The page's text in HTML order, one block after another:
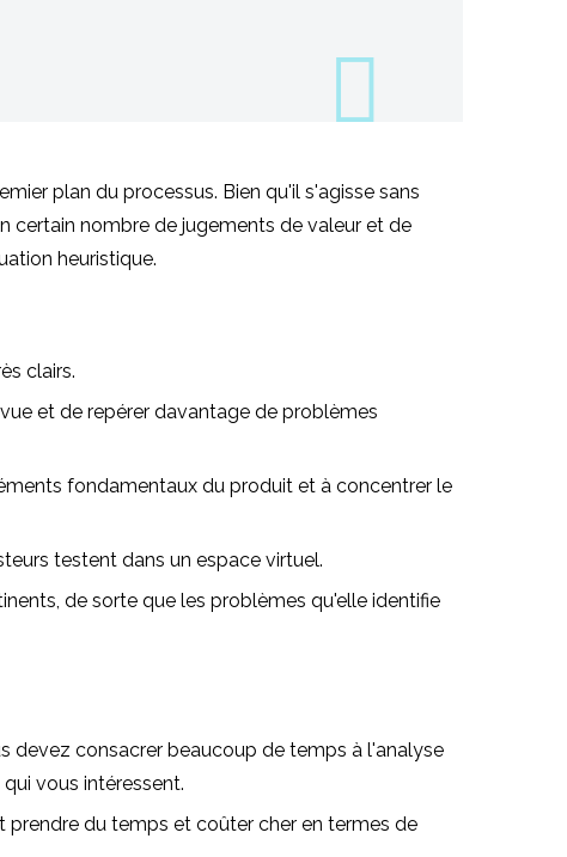
plan du processus. Bien qu'il s'agisse sans
certain nombre de jugements de valeur et de
heuristique.
clairs.
et de repérer davantage de problèmes
fondamentaux du produit et à concentrer le
testent dans un espace virtuel.
de sorte que les problèmes qu'elle identifie
devez consacrer beaucoup de temps à l'analyse
vous intéressent.
prendre du temps et coûter cher en termes de